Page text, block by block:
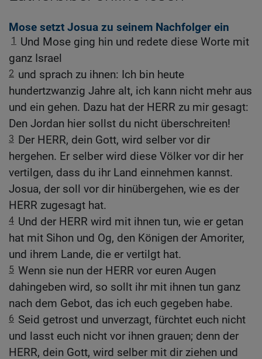
Mose setzt Josua zu seinem Nachfolger ein
1
Und Mose ging hin und redete diese Worte mit
ganz Israel
2 und sprach zu ihnen: Ich bin heute
hundertzwanzig Jahre alt, ich kann nicht mehr aus
und ein gehen. Dazu hat der HERR zu mir gesagt:
Den Jordan hier sollst du nicht überschreiten!
3 Der HERR, dein Gott, wird selber vor dir
hergehen. Er selber wird diese Völker vor dir her
vertilgen, dass du ihr Land einnehmen kannst.
Josua, der soll vor dir hinübergehen, wie es der
HERR zugesagt hat.
4 Und der HERR wird mit ihnen tun, wie er getan
hat mit Sihon und Og, den Königen der Amoriter,
und ihrem Lande, die er vertilgt hat.
5 Wenn sie nun der HERR vor euren Augen
dahingeben wird, so sollt ihr mit ihnen tun ganz
nach dem Gebot, das ich euch gegeben habe.
6 Seid getrost und unverzagt, fürchtet euch nicht
und lasst euch nicht vor ihnen grauen; denn der
HERR, dein Gott, wird selber mit dir ziehen und